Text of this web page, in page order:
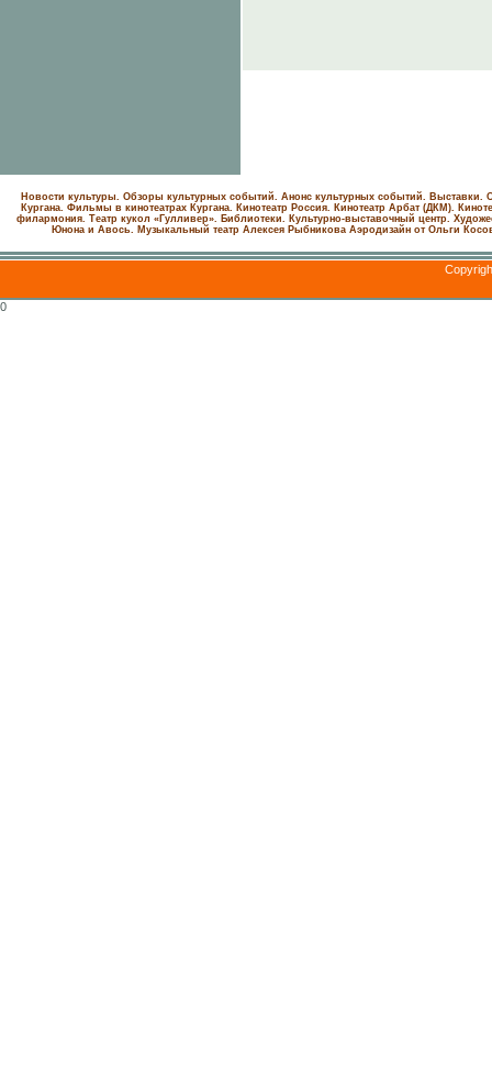
Новости культуры. Обзоры культурных событий. Анонс культурных событий. Выставки.
Кургана. Фильмы в кинотеатрах Кургана.
Кинотеатр Россия. Кинотеатр Арбат (ДКМ).
филармония. Театр кукол «Гулливер». Библиотеки. Культурно-выставочный центр.
Юнона и Авось. Музыкальный театр Алексея Рыбникова Аэродизайн от Ольги
0